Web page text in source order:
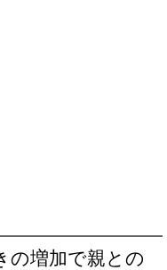
の増加で親との